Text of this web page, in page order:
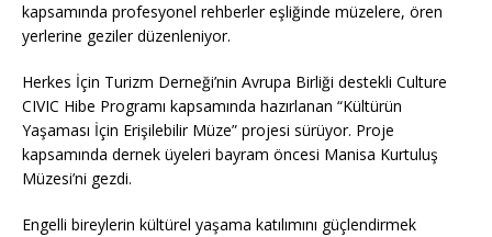
kapsamında profesyonel rehberler eşliğinde müzelere, ören
yerlerine geziler düzenleniyor.
Herkes İçin Turizm Derneği’nin Avrupa Birliği destekli Culture
CIVIC Hibe Programı kapsamında hazırlanan “Kültürün
Yaşaması İçin Erişilebilir Müze” projesi sürüyor. Proje
kapsamında dernek üyeleri bayram öncesi Manisa Kurtuluş
Müzesi’ni gezdi.
Engelli bireylerin kültürel yaşama katılımını güçlendirmek